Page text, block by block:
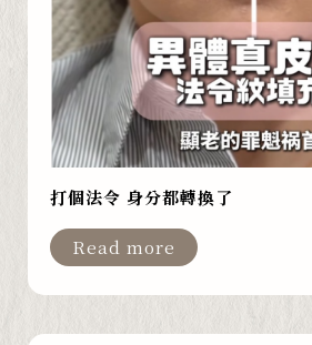
打個法令 身分都轉換了
Read more